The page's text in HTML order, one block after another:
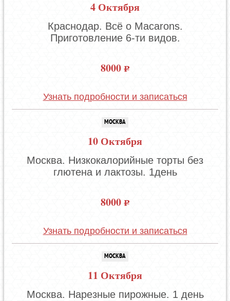
4 Октября
Краснодар. Всё о Macarons.
Приготовление 6-ти видов.
8000
Узнать подробности и записаться
МОСКВА
10 Октября
Москва. Низкокалорийные торты без
глютена и лактозы. 1день
8000
Узнать подробности и записаться
МОСКВА
11 Октября
Москва. Нарезные пирожные. 1 день